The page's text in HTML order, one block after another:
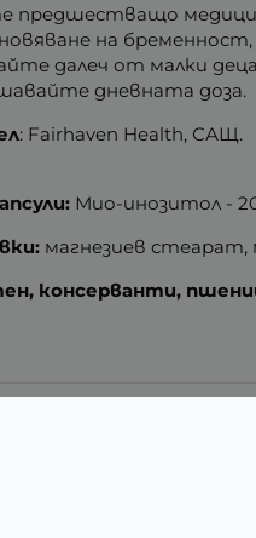
предшестващо
на
далеч от малки
дневната доза.
: Fairhaven Health, САЩ.
Мио-инозитол -
магнезиев стеарат,
консерванти,